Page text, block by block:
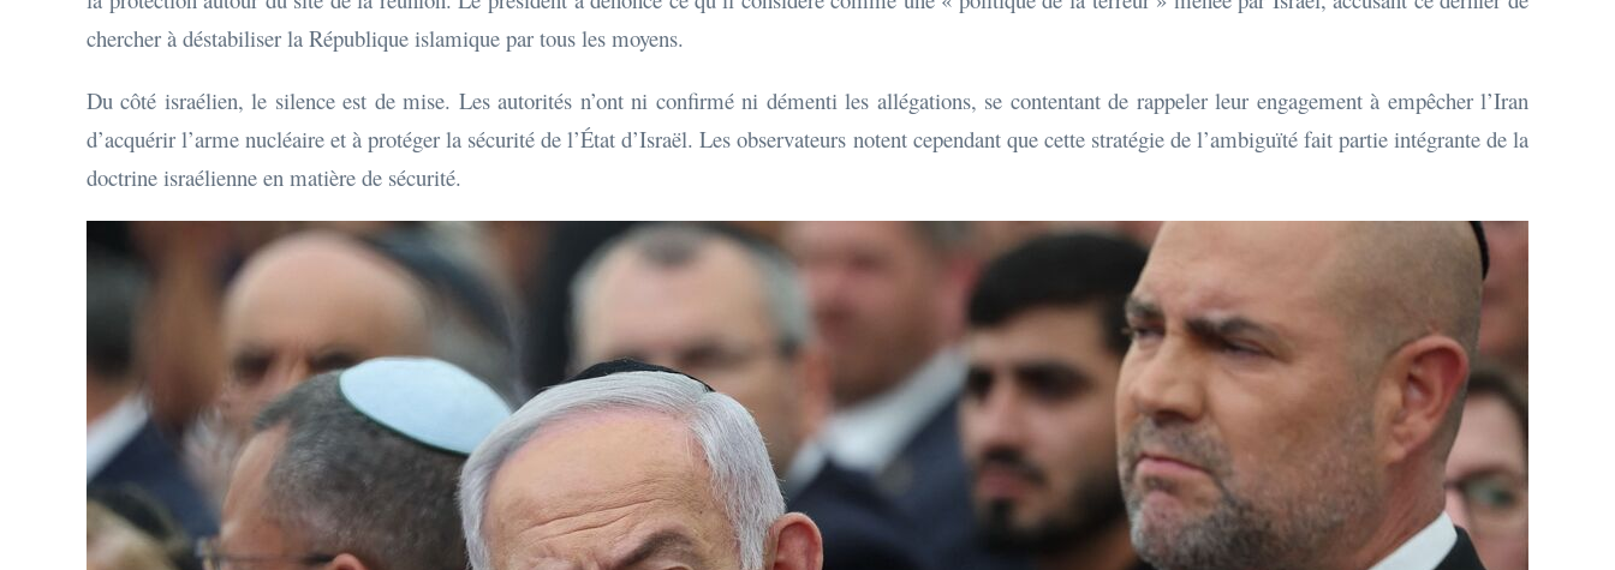
chercher à déstabiliser la République islamique par tous les moyens.
Du côté israélien, le silence est de mise. Les autorités n’ont ni confirmé ni démenti les allégations, se contentant de rappeler leur engagement à empêcher l’Iran
d’acquérir l’arme nucléaire et à protéger la sécurité de l’État d’Israël. Les observateurs notent cependant que cette stratégie de l’ambiguïté fait partie intégrante de la
doctrine israélienne en matière de sécurité.